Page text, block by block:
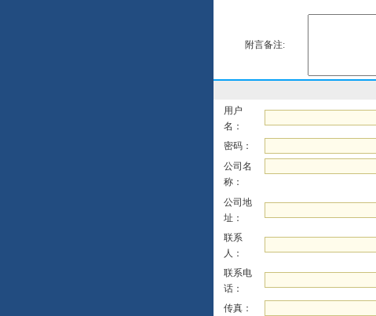
附言备注:
用户
名：
密码：
公司名
称：
公司地
址：
联系
人：
联系电
话：
传真：